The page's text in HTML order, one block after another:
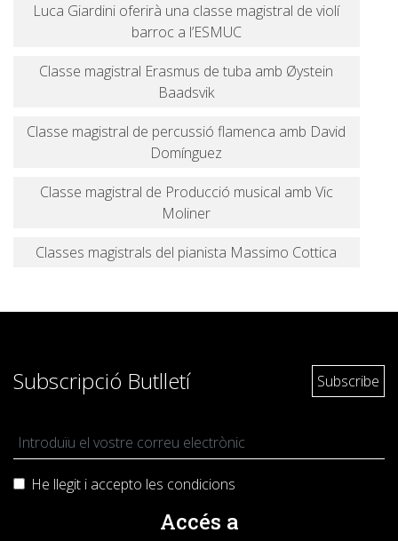
Luca Giardini oferirà una classe magistral de violí
barroc a l’ESMUC
Classe magistral Erasmus de tuba amb Øystein
Baadsvik
Classe magistral de percussió flamenca amb David
Domínguez
Classe magistral de Producció musical amb Vic
Moliner
Classes magistrals del pianista Massimo Cottica
Subscripció Butlletí
He llegit i accepto les condicions
Accés a